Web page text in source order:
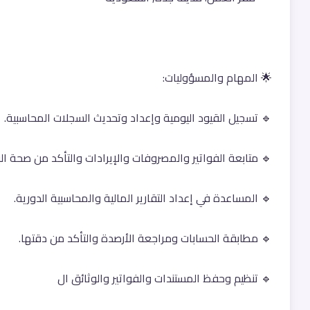
🌟 المهام والمسؤوليات:
🔹 تسجيل القيود اليومية وإعداد وتحديث السجلات المحاسبية.
🔹 متابعة الفواتير والمصروفات والإيرادات والتأكد من صحة
🔹 المساعدة في إعداد التقارير المالية والمحاسبية الدورية.
🔹 مطابقة الحسابات ومراجعة الأرصدة والتأكد من دقتها.
🔹 تنظيم وحفظ المستندات والفواتير والوثائق ال